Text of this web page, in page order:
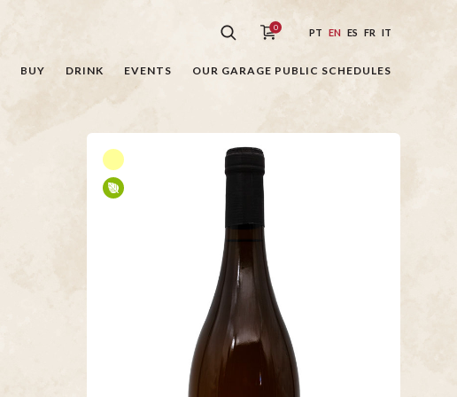
0 PT EN ES FR IT
BUY DRINK EVENTS OUR GARAGE PUBLIC SCHEDULES